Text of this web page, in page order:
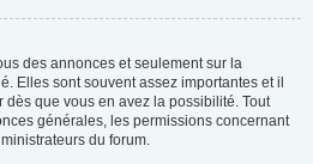
des annonces et seulement sur la
Elles sont souvent assez importantes et il
que vous en avez la possibilité. Tout
générales, les permissions concernant
du forum.